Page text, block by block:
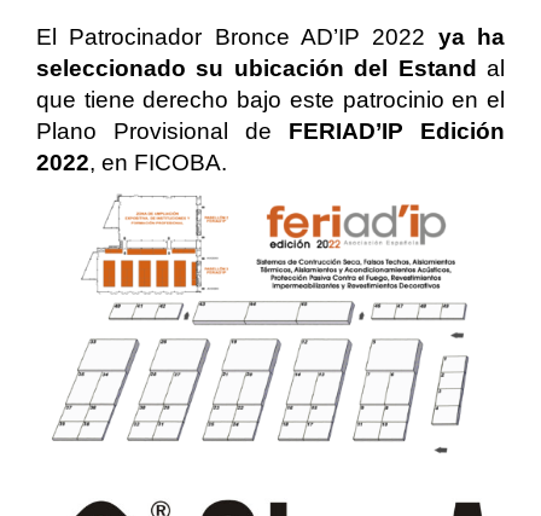
El Patrocinador Bronce AD’IP 2022 ya ha
seleccionado su ubicación del Estand al
que tiene derecho bajo este patrocinio en el
Plano Provisional de FERIAD’IP Edición
2022, en FICOBA.